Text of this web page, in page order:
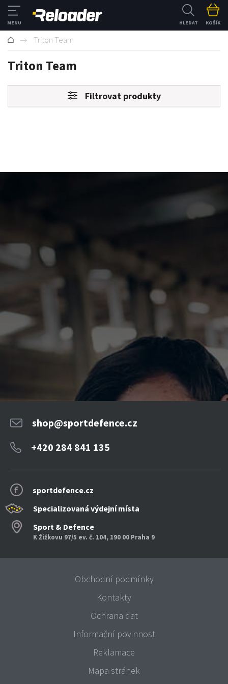
HLEDAT KOŠÍK
Triton Team
Triton Team
Filtrovat produkty
sportdefence.cz
Specializovaná výdejní místa
Sport & Defence
K Žižkovu 97/5 ev. č. 104, 190 00 Praha 9
shop@sportdefence.cz
+420 284 841 135
Obchodní podmínky
Kontakty
Ochrana dat
Informační povinnost
Reklamace
Mapa stránek